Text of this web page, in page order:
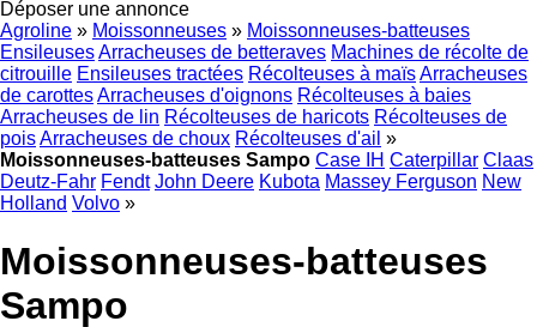
Déposer une annonce
Agroline » Moissonneuses » Moissonneuses-batteuses
EnsileusesArracheuses de betteraves Machines de récolte de
citrouille Ensileuses tractées Récolteuses à maïsArracheuses
de carottesArracheuses d'oignons Récolteuses à baies
Arracheuses de lin Récolteuses de haricots Récolteuses de
poisArracheuses de choux Récolteuses d'ail »
Moissonneuses-batteuses Sampo Case IH Caterpillar Claas
Deutz-Fahr Fendt John Deere Kubota Massey Ferguson New
Holland Volvo »
Moissonneuses-batteuses
Sampo